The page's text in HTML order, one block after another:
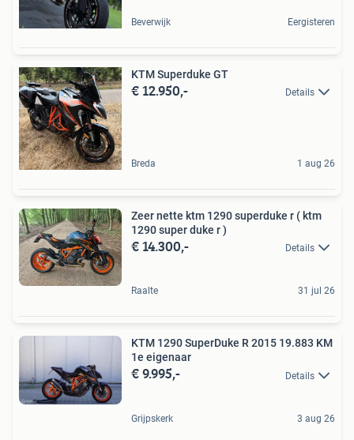
Beverwijk Eergisteren
KTM Superduke GT
€ 12.950,- Details
Breda 1 aug 26
Zeer nette ktm 1290 superduke r ( ktm
1290 super duke r )
€ 14.300,- Details
Raalte 31 jul 26
KTM 1290 SuperDuke R 2015 19.883 KM
1e eigenaar
€ 9.995,- Details
Grijpskerk 3 aug 26